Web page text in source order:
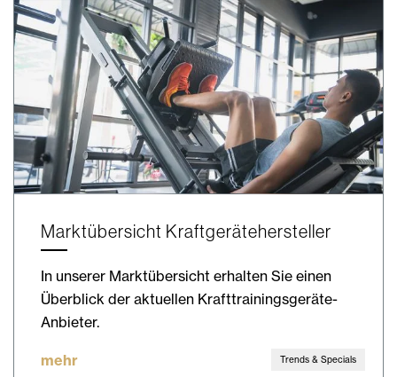
Marktübersicht Kraftgerätehersteller
In unserer Marktübersicht erhalten Sie einen
Überblick der aktuellen Krafttrainingsgeräte-
Anbieter.
mehr Trends & Specials